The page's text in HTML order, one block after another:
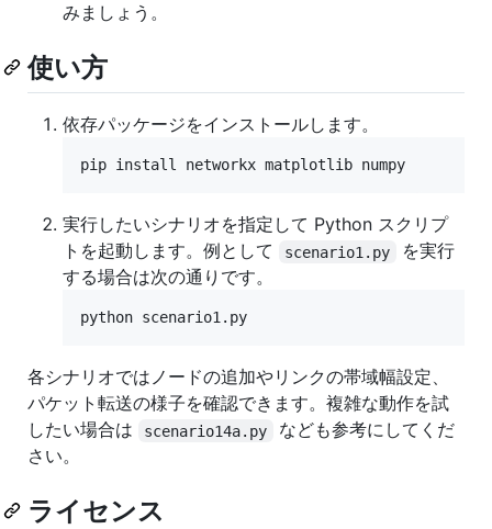
みましょう。
使い方
依存パッケージをインストールします。
pip install networkx matplotlib numpy
実行したいシナリオを指定して Python スクリプ
トを起動します。例として
scenario1.py
を実行
する場合は次の通りです。
python scenario1.py
各シナリオではノードの追加やリンクの帯域幅設定、
パケット転送の様子を確認できます。複雑な動作を試
したい場合は
scenario14a.py
なども参考にしてくだ
さい。
ライセンス